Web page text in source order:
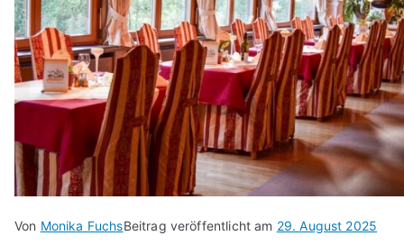
Von Monika FuchsBeitrag veröffentlicht am 29. August 2025